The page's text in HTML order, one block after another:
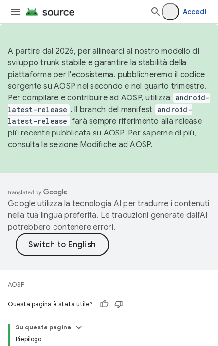
Accedi
A partire dal 2026, per allinearci al nostro modello di
sviluppo trunk stabile e garantire la stabilità della
piattaforma per l'ecosistema, pubblicheremo il codice
sorgente su AOSP nel secondo e nel quarto trimestre.
Per compilare e contribuire ad AOSP, utilizza
android-
latest-release . Il branch del manifest android-
latest-release farà sempre riferimento alla release
più recente pubblicata su AOSP. Per saperne di più,
consulta la sezione Modifiche ad AOSP.
Google utilizza la tecnologia AI per tradurre i contenuti
nella tua lingua preferita. Le traduzioni generate dall'AI
potrebbero contenere errori.
AOSP
Questa pagina è stata utile?
Su questa pagina
Riepilogo